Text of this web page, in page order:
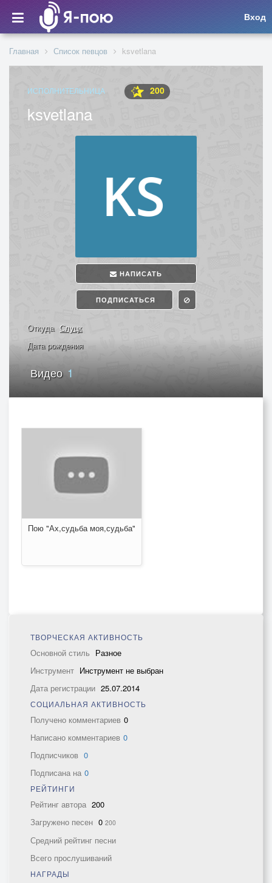
Вход
Главная Список певцов ksvetlana
ИСПОЛНИТЕЛЬНИЦА 200
ksvetlana
НАПИСАТЬ
ПОДПИСАТЬСЯ
Откуда Слуцк
Дата рождения
Видео1
Пою "Ах,судьба моя,судьба"
ТВОРЧЕСКАЯ АКТИВНОСТЬ
Основной стиль Разное
Инструмент Инструмент не выбран
Дата регистрации 25.07.2014
СОЦИАЛЬНАЯ АКТИВНОСТЬ
Получено комментариев 0
Написано комментариев 0
Подписчиков 0
Подписана на 0
РЕЙТИНГИ
Рейтинг автора 200
Загружено песен 0 200
Средний рейтинг песни
Всего прослушиваний
НАГРАДЫ